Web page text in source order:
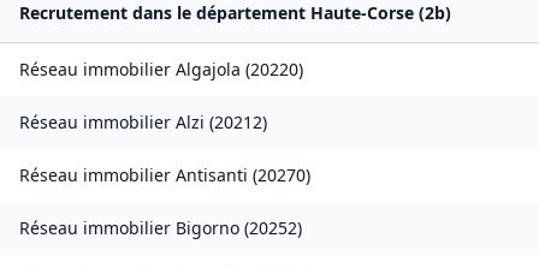
Recrutement dans le département Haute-Corse (2b)
Réseau immobilier Algajola (20220)
Réseau immobilier Alzi (20212)
Réseau immobilier Antisanti (20270)
Réseau immobilier Bigorno (20252)